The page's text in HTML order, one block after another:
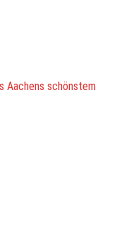
Aachens schönstem